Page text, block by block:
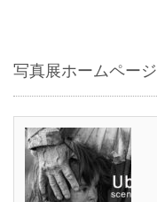
写真展ホームページ